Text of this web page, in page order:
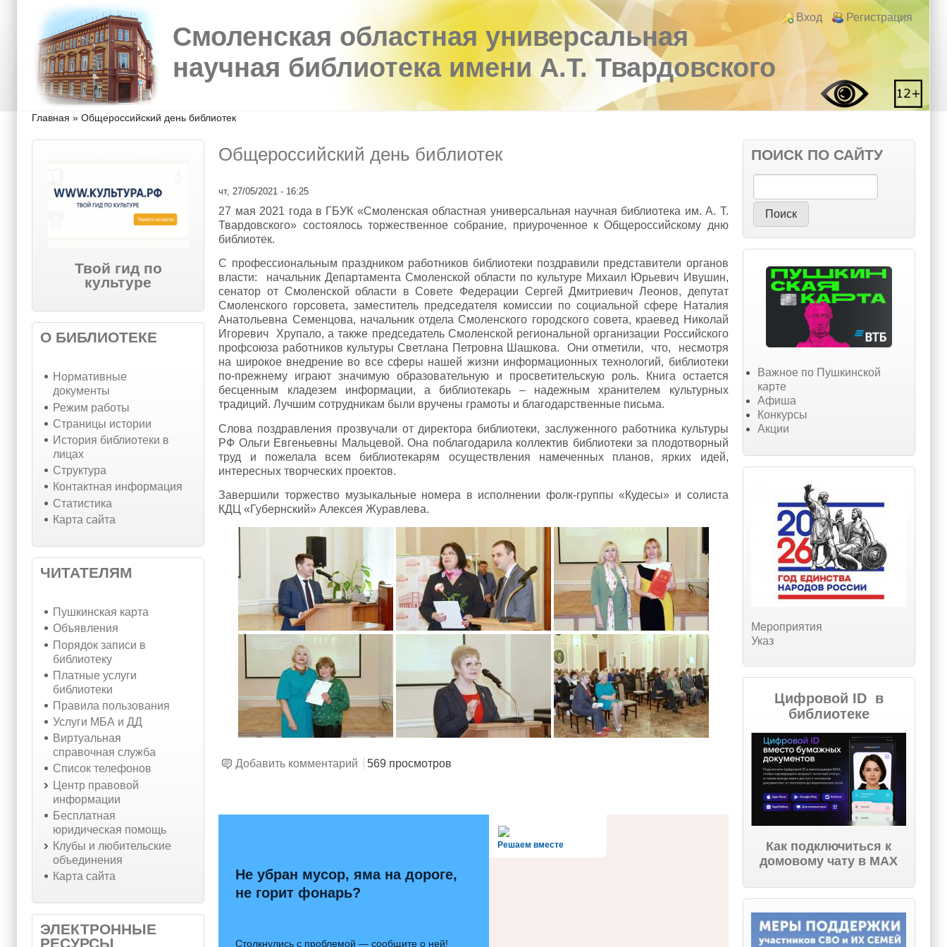
Перейти к основному содержанию
Skip to search
Login links
Вход Регистрация
Смоленская областная универсальная
научная библиотека имени А.Т. Твардовского
Вы здесь
Главная » Общероссийский день библиотек
Твой гид по
культуре
О БИБЛИОТЕКЕ
Нормативные
документы
Режим работы
Страницы истории
История библиотеки в
лицах
Структура
Контактная информация
Статистика
Карта сайта
ЧИТАТЕЛЯМ
Пушкинская карта
Объявления
Порядок записи в
библиотеку
Платные услуги
библиотеки
Правила пользования
Услуги МБА и ДД
Виртуальная
справочная служба
Список телефонов
Центр правовой
информации
Бесплатная
юридическая помощь
Клубы и любительские
объединения
Карта сайта
ЭЛЕКТРОННЫЕ
РЕСУРСЫ
Общероссийский день библиотек
чт, 27/05/2021 - 16:25
27 мая 2021 года в ГБУК «Смоленская областная универсальная научная библиотека им. А. Т.
Твардовского» состоялось торжественное собрание, приуроченное к Общероссийскому дню
библиотек.
С профессиональным праздником работников библиотеки поздравили представители органов
власти: начальник Департамента Смоленской области по культуре Михаил Юрьевич Ивушин,
сенатор от Смоленской области в Совете Федерации Сергей Дмитриевич Леонов, депутат
Смоленского горсовета, заместитель председателя комиссии по социальной сфере Наталия
Анатольевна Семенцова, начальник отдела Смоленского городского совета, краевед Николай
Игоревич Хрупало, а также председатель Смоленской региональной организации Российского
профсоюза работников культуры Светлана Петровна Шашкова. Они отметили, что, несмотря
на широкое внедрение во все сферы нашей жизни информационных технологий, библиотеки
по-прежнему играют значимую образовательную и просветительскую роль. Книга остается
бесценным кладезем информации, а библиотекарь – надежным хранителем культурных
традиций. Лучшим сотрудникам были вручены грамоты и благодарственные письма.
Слова поздравления прозвучали от директора библиотеки, заслуженного работника культуры
РФ Ольги Евгеньевны Мальцевой. Она поблагодарила коллектив библиотеки за плодотворный
труд и пожелала всем библиотекарям осуществления намеченных планов, ярких идей,
интересных творческих проектов.
Завершили торжество музыкальные номера в исполнении фолк-группы «Кудесы» и солиста
КДЦ «Губернский» Алексея Журавлева.
Добавить комментарий 569 просмотров
alt='Госуслуги' />
Решаем вместе
Не убран мусор, яма на дороге,
не горит фонарь?
Столкнулись с проблемой — сообщите о ней!
ПОИСК ПО САЙТУ
Важное по Пушкинской
карте
Афиша
Конкурсы
Акции
Мероприятия
Указ
Цифровой ID в
библиотеке
Как подключиться к
домовому чату в МАХ